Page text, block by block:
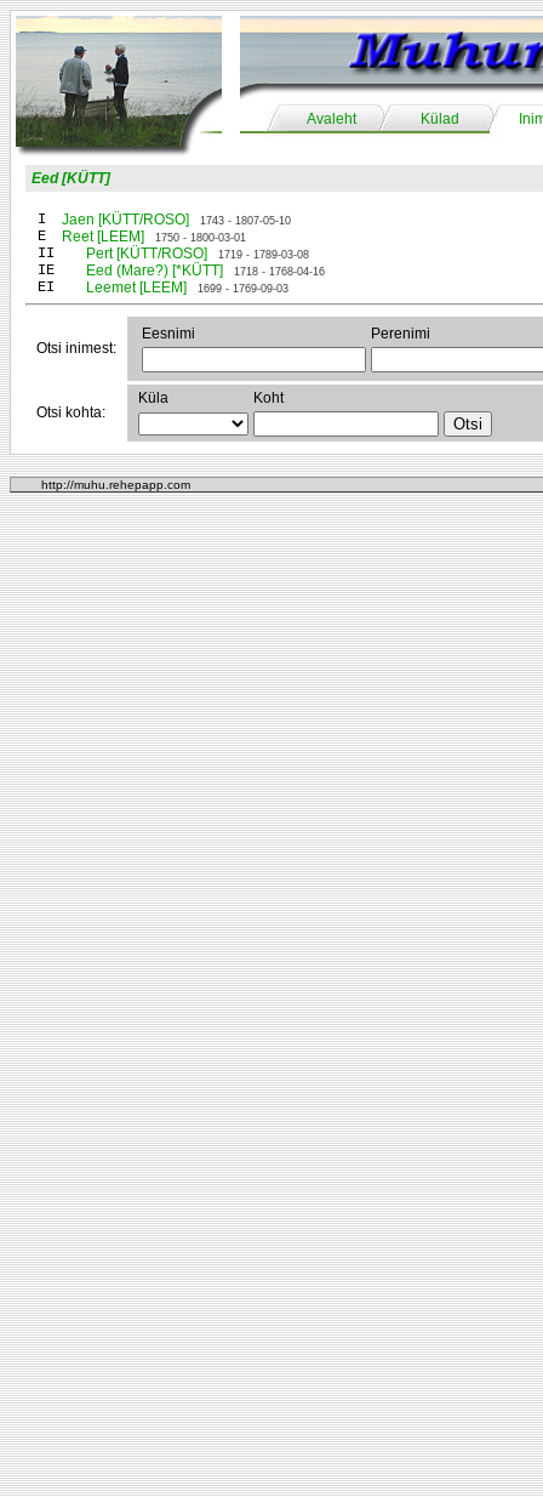
Avaleht Külad
Eed [KÜTT]
I Jaen [KÜTT/ROSO] 1743 - 1807-05-10
E Reet [LEEM] 1750 - 1800-03-01
II Pert [KÜTT/ROSO] 1719 - 1789-03-08
IE Eed (Mare?) [*KÜTT] 1718 - 1768-04-16
EI Leemet [LEEM] 1699 - 1769-09-03
Otsi inimest:
Eesnimi Perenimi
Otsi kohta:
Küla Koht
http://muhu.rehepapp.com